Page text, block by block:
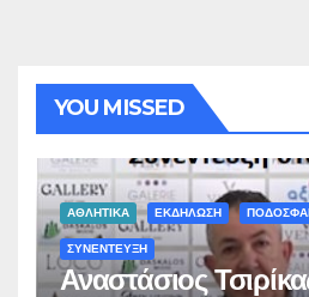
YOU MISSED
ΑΘΛΗΤΙΚΑ ΕΚΔΗΛΩΣΗ
ΣΥΝΕΝΤΕΥΞΗ
Αναστάσιος